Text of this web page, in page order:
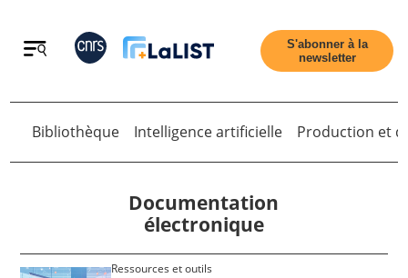
Retour
Accueil
S'abonner à la
newsletter
Retour
Bibliothèque Intelligence artificielle Production et
Documentation
électronique
Ressources et outils